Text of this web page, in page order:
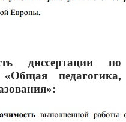
диссертации по
«Общая педагогика,